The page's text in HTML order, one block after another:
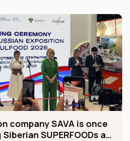
company SAVA is once
SUPERFOODs at